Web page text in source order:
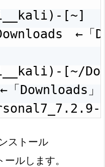
[~]
　←「
[~/
Downloads」
ストール
ルします。